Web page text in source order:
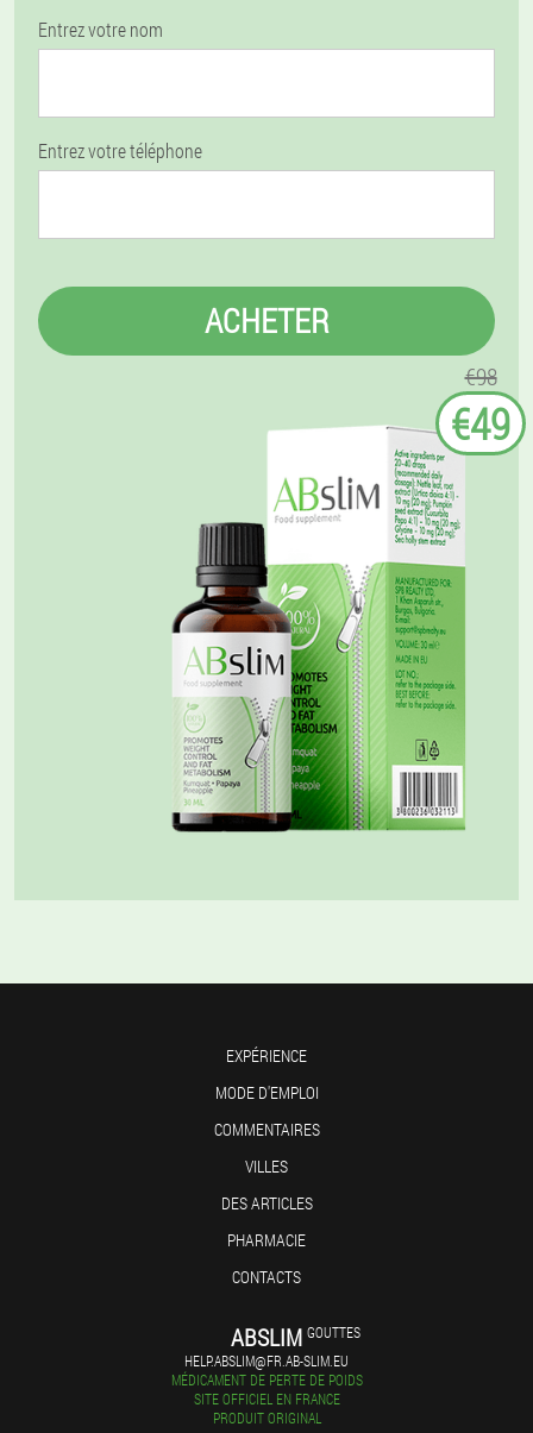
Entrez votre nom
Entrez votre téléphone
ACHETER
€98
€49
EXPÉRIENCE
MODE D'EMPLOI
COMMENTAIRES
VILLES
DES ARTICLES
PHARMACIE
CONTACTS
ABSLIM GOUTTES
HELP.ABSLIM@FR.AB-SLIM.EU
MÉDICAMENT DE PERTE DE POIDS
SITE OFFICIEL EN FRANCE
PRODUIT ORIGINAL